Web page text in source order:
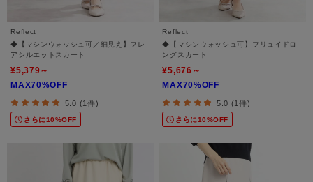
Reflect
◆【マシンウォッシュ可／細見え】フレ
アシルエットスカート
¥5,379～
MAX70%OFF
5.0 (1件)
さらに10%OFF
Reflect
◆【マシンウォッシュ可】フリュイドロ
ングスカート
¥5,676～
MAX70%OFF
5.0 (1件)
さらに10%OFF